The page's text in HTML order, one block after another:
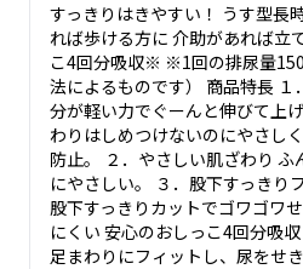
すっきりはきやすい！ うす型長
れば歩ける方に 介助があれば立
こ4回分吸収※ ※1回の排尿量
法によるものです） 商品特長 １
分が軽い力でぐーんと伸びて上
わりはしめつけないのにやさし
防止。 ２．やさしい肌ざわり
にやさしい。 ３．股下すっきり
股下すっきりカットでゴワゴワ
にくい 安心のおしっこ4回分吸
足まわりにフィットし、尿をせき